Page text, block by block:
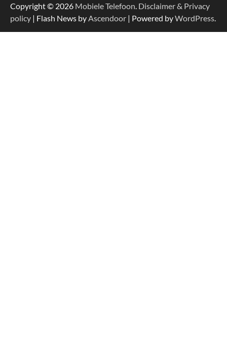
Copyright © 2026 Mobiele Telefoon. Disclaimer & Privacy
policy | Flash News byAscendoor | Powered byWordPress.